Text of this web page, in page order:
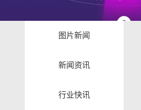
图片新闻
新闻资讯
行业快讯